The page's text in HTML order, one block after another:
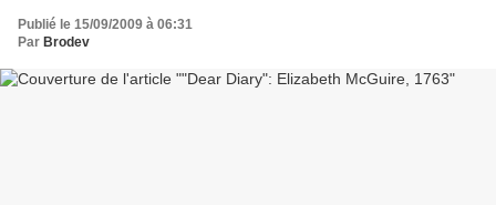
Publié le 15/09/2009 à 06:31
Par Brodev